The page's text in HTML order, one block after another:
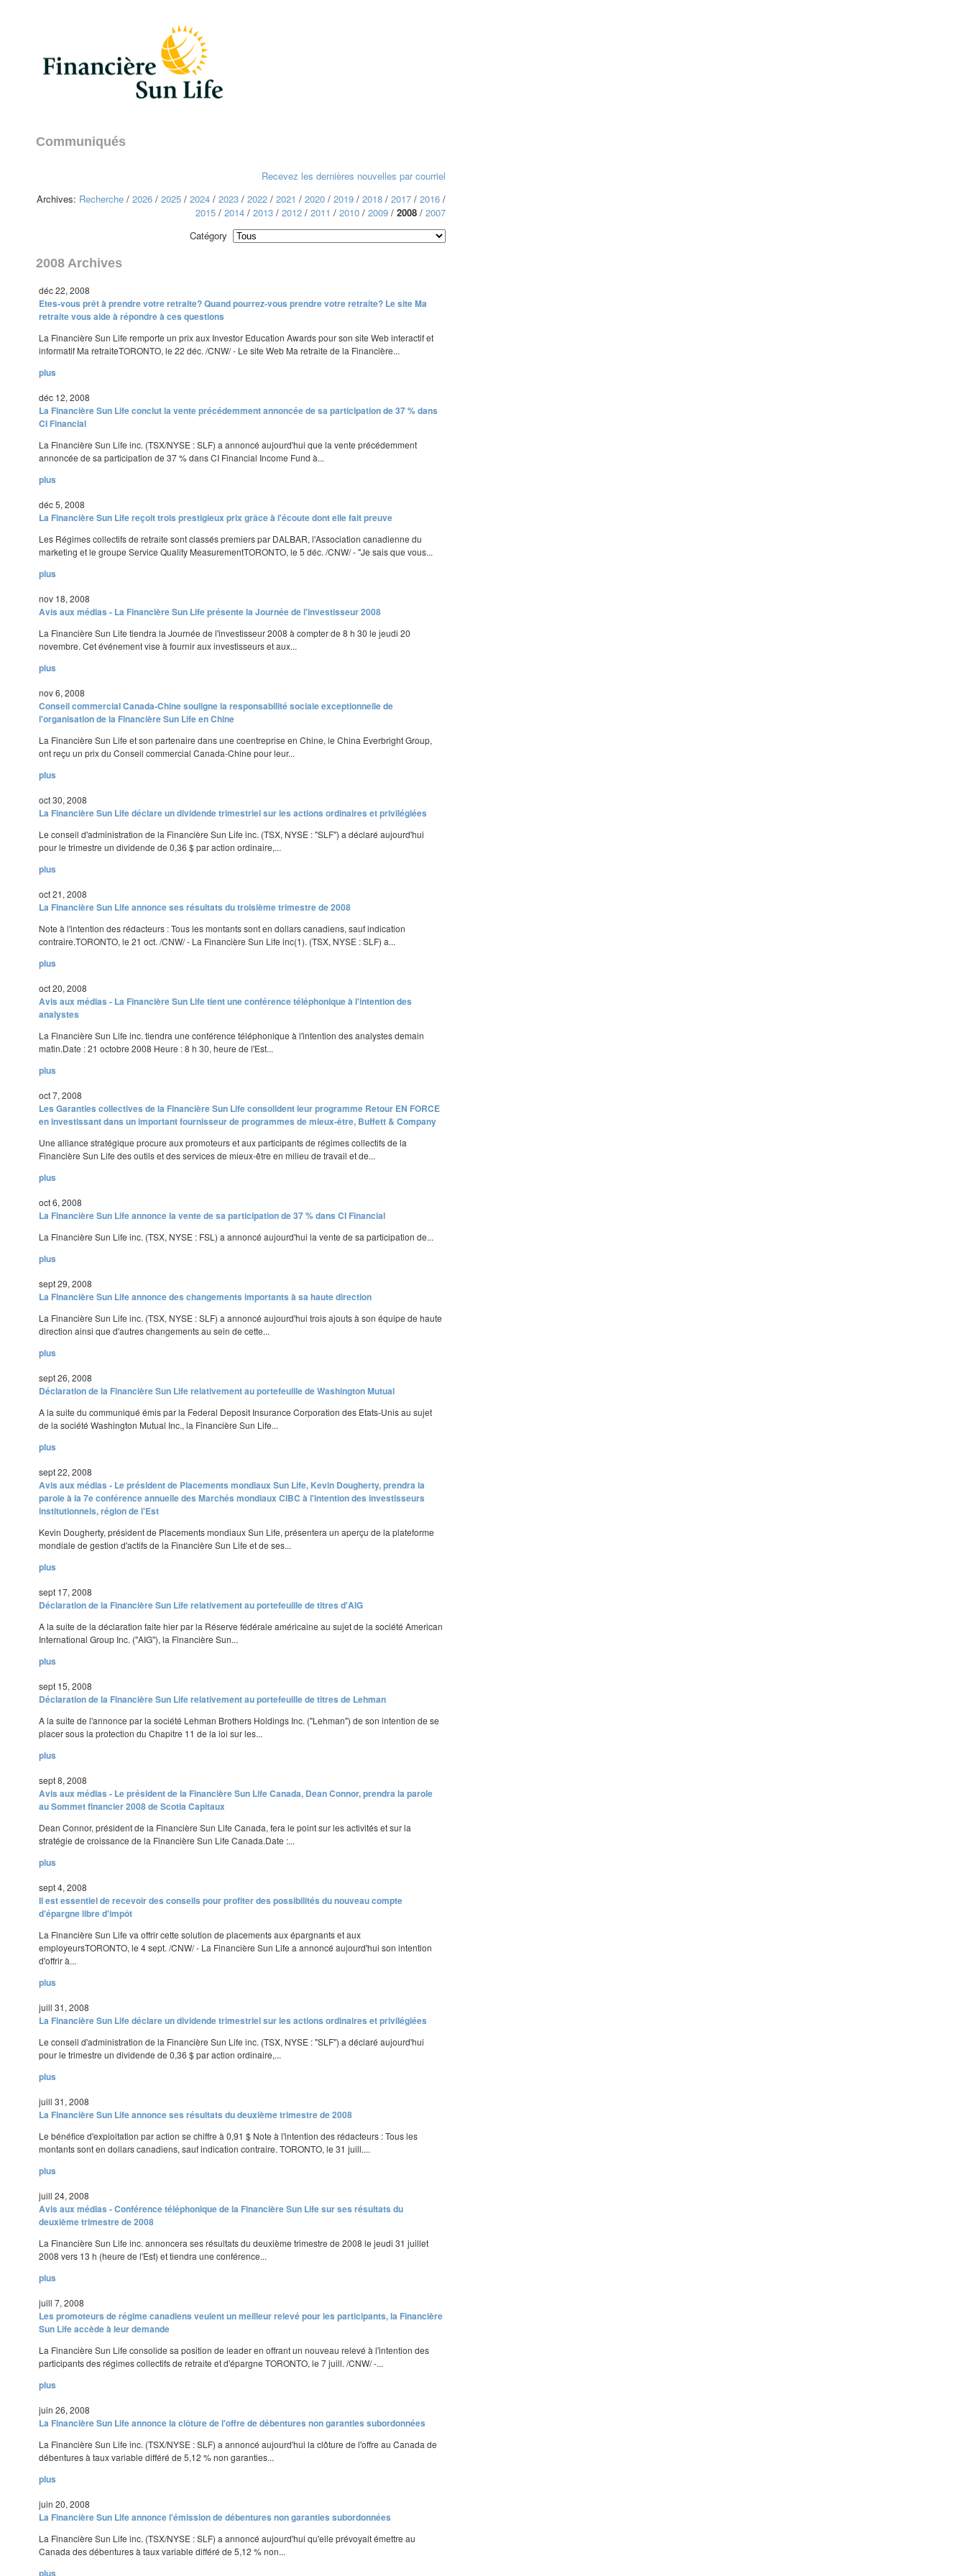
Communiqués
Recevez les dernières nouvelles par courriel
Archives: Recherche / 2026 / 2025 / 2024 / 2023 / 2022 / 2021 / 2020 / 2019 / 2018 / 2017 / 2016 /
2015 / 2014 / 2013 / 2012 / 2011 / 2010 / 2009 / 2008 / 2007
Catégory
2008 Archives
déc 22, 2008
Etes-vous prêt à prendre votre retraite? Quand pourrez-vous prendre votre retraite? Le site Ma
retraite vous aide à répondre à ces questions
La Financière Sun Life remporte un prix aux Investor Education Awards pour son site Web interactif et
informatif Ma retraiteTORONTO, le 22 déc. /CNW/ - Le site Web Ma retraite de la Financière...
plus
déc 12, 2008
La Financière Sun Life conclut la vente précédemment annoncée de sa participation de 37 % dans
CI Financial
La Financière Sun Life inc. (TSX/NYSE : SLF) a annoncé aujourd'hui que la vente précédemment
annoncée de sa participation de 37 % dans CI Financial Income Fund à...
plus
déc 5, 2008
La Financière Sun Life reçoit trois prestigieux prix grâce à l'écoute dont elle fait preuve
Les Régimes collectifs de retraite sont classés premiers par DALBAR, l'Association canadienne du
marketing et le groupe Service Quality MeasurementTORONTO, le 5 déc. /CNW/ - "Je sais que vous...
plus
nov 18, 2008
Avis aux médias - La Financière Sun Life présente la Journée de l'investisseur 2008
La Financière Sun Life tiendra la Journée de l'investisseur 2008 à compter de 8 h 30 le jeudi 20
novembre. Cet événement vise à fournir aux investisseurs et aux...
plus
nov 6, 2008
Conseil commercial Canada-Chine souligne la responsabilité sociale exceptionnelle de
l'organisation de la Financière Sun Life en Chine
La Financière Sun Life et son partenaire dans une coentreprise en Chine, le China Everbright Group,
ont reçu un prix du Conseil commercial Canada-Chine pour leur...
plus
oct 30, 2008
La Financière Sun Life déclare un dividende trimestriel sur les actions ordinaires et privilégiées
Le conseil d'administration de la Financière Sun Life inc. (TSX, NYSE : "SLF") a déclaré aujourd'hui
pour le trimestre un dividende de 0,36 $ par action ordinaire,...
plus
oct 21, 2008
La Financière Sun Life annonce ses résultats du troisième trimestre de 2008
Note à l'intention des rédacteurs : Tous les montants sont en dollars canadiens, sauf indication
contraire.TORONTO, le 21 oct. /CNW/ - La Financière Sun Life inc(1). (TSX, NYSE : SLF) a...
plus
oct 20, 2008
Avis aux médias - La Financière Sun Life tient une conférence téléphonique à l'intention des
analystes
La Financière Sun Life inc. tiendra une conférence téléphonique à l'intention des analystes demain
matin.Date : 21 octobre 2008 Heure : 8 h 30, heure de l'Est...
plus
oct 7, 2008
Les Garanties collectives de la Financière Sun Life consolident leur programme Retour EN FORCE
en investissant dans un important fournisseur de programmes de mieux-être, Buffett & Company
Une alliance stratégique procure aux promoteurs et aux participants de régimes collectifs de la
Financière Sun Life des outils et des services de mieux-être en milieu de travail et de...
plus
oct 6, 2008
La Financière Sun Life annonce la vente de sa participation de 37 % dans CI Financial
La Financière Sun Life inc. (TSX, NYSE : FSL) a annoncé aujourd'hui la vente de sa participation de...
plus
sept 29, 2008
La Financière Sun Life annonce des changements importants à sa haute direction
La Financière Sun Life inc. (TSX, NYSE : SLF) a annoncé aujourd'hui trois ajouts à son équipe de haute
direction ainsi que d'autres changements au sein de cette...
plus
sept 26, 2008
Déclaration de la Financière Sun Life relativement au portefeuille de Washington Mutual
A la suite du communiqué émis par la Federal Deposit Insurance Corporation des Etats-Unis au sujet
de la société Washington Mutual Inc., la Financière Sun Life...
plus
sept 22, 2008
Avis aux médias - Le président de Placements mondiaux Sun Life, Kevin Dougherty, prendra la
parole à la 7e conférence annuelle des Marchés mondiaux CIBC à l'intention des investisseurs
institutionnels, région de l'Est
Kevin Dougherty, président de Placements mondiaux Sun Life, présentera un aperçu de la plateforme
mondiale de gestion d'actifs de la Financière Sun Life et de ses...
plus
sept 17, 2008
Déclaration de la Financière Sun Life relativement au portefeuille de titres d'AIG
A la suite de la déclaration faite hier par la Réserve fédérale américaine au sujet de la société American
International Group Inc. ("AIG"), la Financière Sun...
plus
sept 15, 2008
Déclaration de la Financière Sun Life relativement au portefeuille de titres de Lehman
A la suite de l'annonce par la société Lehman Brothers Holdings Inc. ("Lehman") de son intention de se
placer sous la protection du Chapitre 11 de la loi sur les...
plus
sept 8, 2008
Avis aux médias - Le président de la Financière Sun Life Canada, Dean Connor, prendra la parole
au Sommet financier 2008 de Scotia Capitaux
Dean Connor, président de la Financière Sun Life Canada, fera le point sur les activités et sur la
stratégie de croissance de la Financière Sun Life Canada.Date :...
plus
sept 4, 2008
Il est essentiel de recevoir des conseils pour profiter des possibilités du nouveau compte
d'épargne libre d'impôt
La Financière Sun Life va offrir cette solution de placements aux épargnants et aux
employeursTORONTO, le 4 sept. /CNW/ - La Financière Sun Life a annoncé aujourd'hui son intention
d'offrir à...
plus
juill 31, 2008
La Financière Sun Life déclare un dividende trimestriel sur les actions ordinaires et privilégiées
Le conseil d'administration de la Financière Sun Life inc. (TSX, NYSE : "SLF") a déclaré aujourd'hui
pour le trimestre un dividende de 0,36 $ par action ordinaire,...
plus
juill 31, 2008
La Financière Sun Life annonce ses résultats du deuxième trimestre de 2008
Le bénéfice d'exploitation par action se chiffre à 0,91 $ Note à l'intention des rédacteurs : Tous les
montants sont en dollars canadiens, sauf indication contraire. TORONTO, le 31 juill....
plus
juill 24, 2008
Avis aux médias - Conférence téléphonique de la Financière Sun Life sur ses résultats du
deuxième trimestre de 2008
La Financière Sun Life inc. annoncera ses résultats du deuxième trimestre de 2008 le jeudi 31 juillet
2008 vers 13 h (heure de l'Est) et tiendra une conférence...
plus
juill 7, 2008
Les promoteurs de régime canadiens veulent un meilleur relevé pour les participants, la Financière
Sun Life accède à leur demande
La Financière Sun Life consolide sa position de leader en offrant un nouveau relevé à l'intention des
participants des régimes collectifs de retraite et d'épargne TORONTO, le 7 juill. /CNW/ -...
plus
juin 26, 2008
La Financière Sun Life annonce la clôture de l'offre de débentures non garanties subordonnées
La Financière Sun Life inc. (TSX/NYSE : SLF) a annoncé aujourd'hui la clôture de l'offre au Canada de
débentures à taux variable différé de 5,12 % non garanties...
plus
juin 20, 2008
La Financière Sun Life annonce l'émission de débentures non garanties subordonnées
La Financière Sun Life inc. (TSX/NYSE : SLF) a annoncé aujourd'hui qu'elle prévoyait émettre au
Canada des débentures à taux variable différé de 5,12 % non...
plus